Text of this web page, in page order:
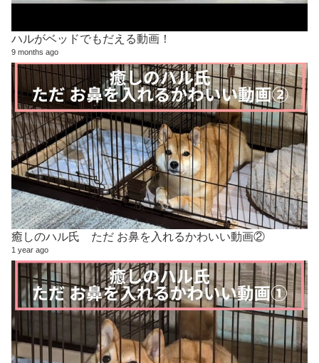
ハルがベッドでもだえる動画！
9 months ago
癒しのハル氏 ただ お鼻を入れるかわいい動画②
1 year ago